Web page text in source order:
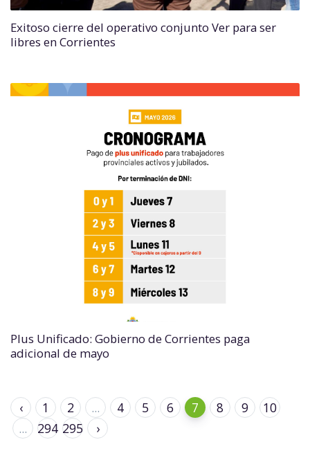
Exitoso cierre del operativo conjunto Ver para ser
libres en Corrientes
Plus Unificado: Gobierno de Corrientes paga
adicional de mayo
‹ 1 2 ... 4 5 6 7 8 9
10
...
294 295 ›